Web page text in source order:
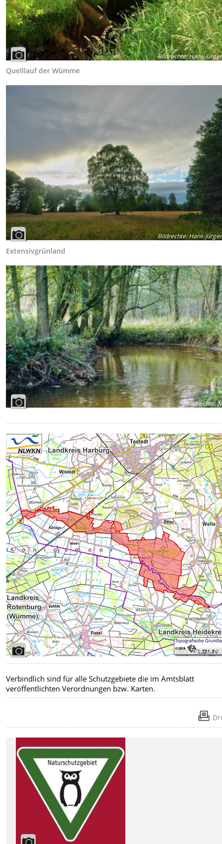
Bildrechte:Hans-
Quelllauf der Wümme
Bildrechte:Hans-
Extensivgrünland
Bildrechte:
Bildrechte:
Verbindlich sind für alle Schutzgebiete die im Amtsblatt
veröffentlichten Verordnungen bzw. Karten.